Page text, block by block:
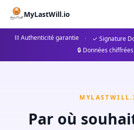
MyLastWill.io
⛓ Authenticité garantie · ✓ Signature
🔒 Données chiffrées
Par où
MyLastWill 料金
葬儀の希望を守るためのプランをご